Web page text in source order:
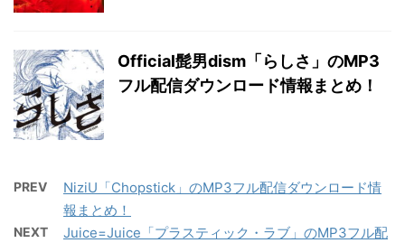
Official髭男dism「らしさ」のMP3
フル配信ダウンロード情報まとめ！
PREV
NiziU「Chopstick」のMP3フル配信ダウンロード情
報まとめ！
NEXT
Juice=Juice「プラスティック・ラブ」のMP3フル配